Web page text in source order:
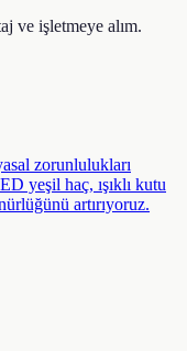
ve işletmeye alım.
zorunlulukları
yeşil haç, ışıklı kutu
artırıyoruz.